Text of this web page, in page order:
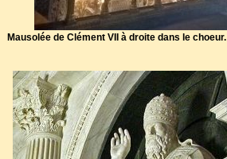
Mausolée de Clément VII à droite dans le choeur.